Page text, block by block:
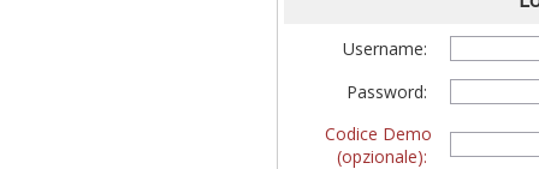
Username:
Password:
Codice Demo
(opzionale):